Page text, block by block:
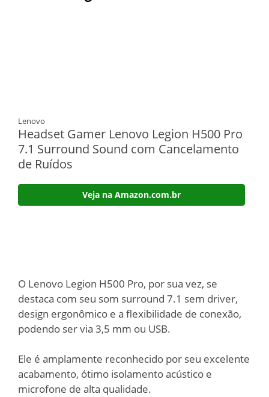
Lenovo
Headset Gamer Lenovo Legion H500 Pro
7.1 Surround Sound com Cancelamento
de Ruídos
Veja na Amazon.com.br
O Lenovo Legion H500 Pro, por sua vez, se
destaca com seu som surround 7.1 sem driver,
design ergonômico e a flexibilidade de conexão,
podendo ser via 3,5 mm ou USB.
Ele é amplamente reconhecido por seu excelente
acabamento, ótimo isolamento acústico e
microfone de alta qualidade.